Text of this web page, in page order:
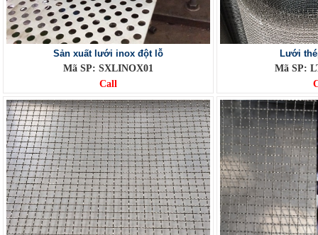
Sản xuất lưới inox đột lỗ
Mã SP: SXLINOX01
Call
Lưới
Mã SP: